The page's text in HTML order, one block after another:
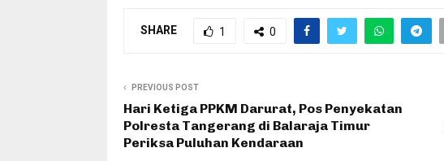
SHARE 1 0
PREVIOUS POST
Hari Ketiga PPKM Darurat, Pos Penyekatan
Polresta Tangerang di Balaraja Timur
Periksa Puluhan Kendaraan